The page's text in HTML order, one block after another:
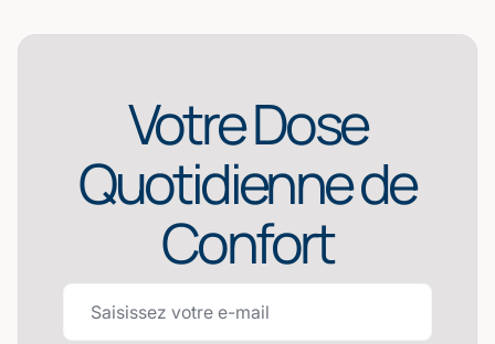
Votre Dose
Quotidienne de
Confort